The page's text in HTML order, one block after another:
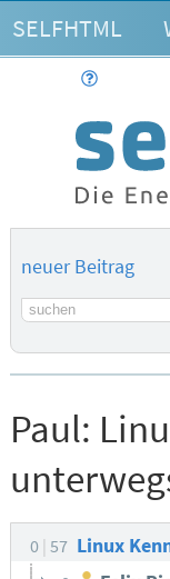
SELFHTML
neuer Beitrag
Suchbegriff
Paul:
0 57 Linux